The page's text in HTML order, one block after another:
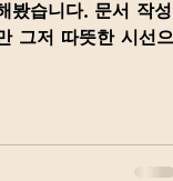
봤습니다. 문서 작성
그저 따뜻한 시선으